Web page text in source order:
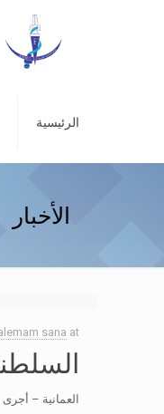
الرئيسية
الأخبار
sana at
العمانية –